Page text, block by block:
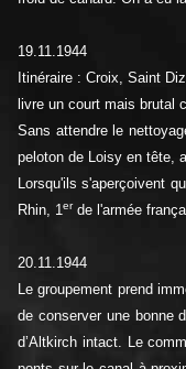
19.11.1944
Itinéraire : Croix, Saint
livre un court mais brutal
Sans attendre le
peloton de Loisy en tête,
Lorsqu'ils s'aperçoivent
Rhin, 1erde l'armée
20.11.1944
Le groupement prend
de conserver une bonne
d’Altkirch intact. Le